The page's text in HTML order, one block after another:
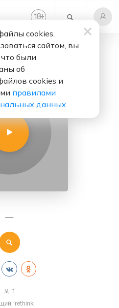
18+
Слушать бесплатно
—
1
rethink
cookies.
сайтом, вы
были
об
cookies и
правилами
данных.